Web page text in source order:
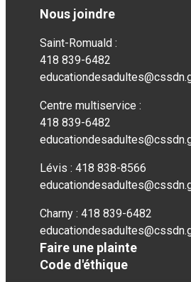
Nous joindre
Saint-Romuald :
418 839-6482
Centre multiservice :
418 839-6482
Lévis : 418 838-8566
Charny : 418 839-6482
Faire une plainte
Code d'éthique